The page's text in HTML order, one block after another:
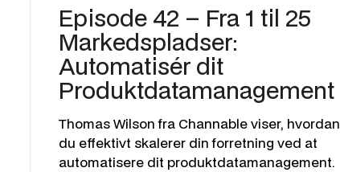
Episode 42 – Fra 1 til 25
Markedspladser:
Automatisér dit
Produktdatamanagement
Thomas Wilson fra Channable viser, hvordan
du effektivt skalerer din forretning ved at
automatisere dit produktdatamanagement.